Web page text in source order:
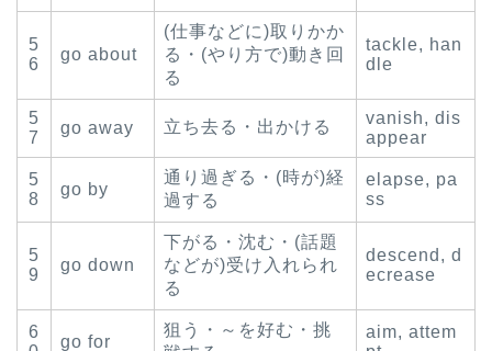
5
6
go about
(仕事などに)取りかか
る・(やり方で)動き回
る
tackle, han
dle
5
7
go away 立ち去る・出かける
vanish, dis
appear
5
8
go by
通り過ぎる・(時が)経
過する
elapse, pa
ss
5
9
go down
下がる・沈む・(話題
などが)受け入れられ
る
descend, d
ecrease
6
go for
狙う・～を好む・挑
aim, attem